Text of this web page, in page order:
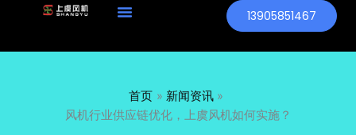
13905851467
首页
新闻资讯
风机行业供应链优化，上虞风机如何实施？